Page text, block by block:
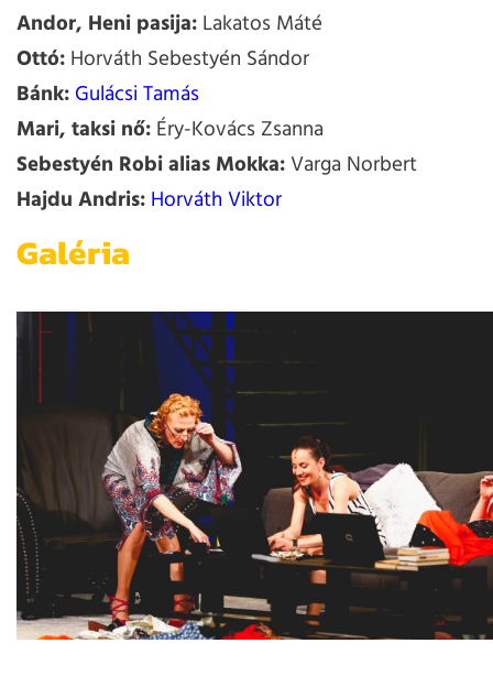
Andor, Heni pasija:Lakatos Máté
Ottó:Horváth Sebestyén Sándor
Bánk:Gulácsi Tamás
Mari, taksi nő:Éry-Kovács Zsanna
Sebestyén Robi alias Mokka:Varga Norbert
Hajdu Andris:Horváth Viktor
Galéria